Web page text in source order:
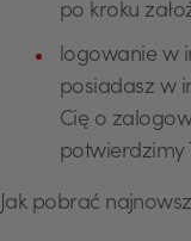
po kroku
logowanie w
posiadasz w
Cię o
potwierdzimy
Jak pobrać